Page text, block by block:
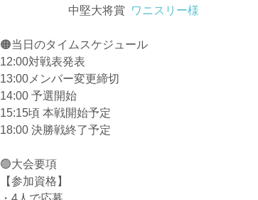
中堅大将賞
ワニスリー様
🟠当日のタイムスケジュール
12:00対戦表発表
13:00メンバー変更締切
14:00 予選開始
15:15頃 本戦開始予定
18:00 決勝戦終了予定
🟢大会要項
【参加資格】